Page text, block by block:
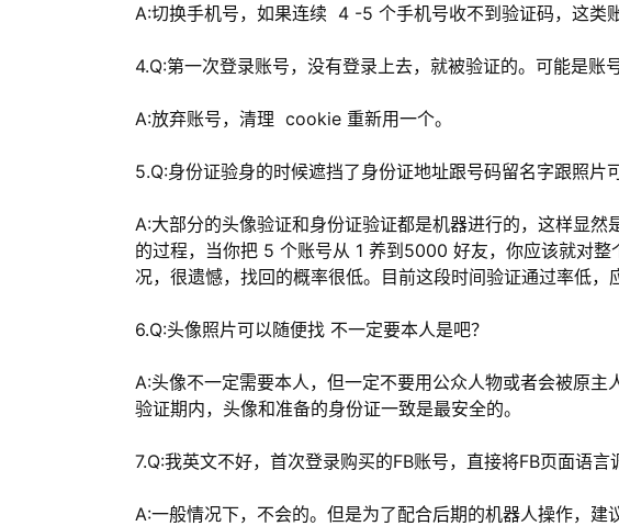
A:切换手机号，如果连续 4 -5 个手机号收不到验证码，这类
4.Q:第一次登录账号，没有登录上去，就被验证的。可能是账
A:放弃账号，清理 cookie 重新用一个。
5.Q:身份证验身的时候遮挡了身份证地址跟号码留名字跟照片
A:大部分的头像验证和身份证验证都是机器进行的，这样显
的过程，当你把 5 个账号从 1 养到5000 好友，你应该就对
况，很遗憾，找回的概率很低。目前这段时间验证通过率低
6.Q:头像照片可以随便找 不一定要本人是吧？
A:头像不一定需要本人，但一定不要用公众人物或者会被原
验证期内，头像和准备的身份证一致是最安全的。
7.Q:我英文不好，首次登录购买的FB账号，直接将FB页面语言
A:一般情况下，不会的。但是为了配合后期的机器人操作，建